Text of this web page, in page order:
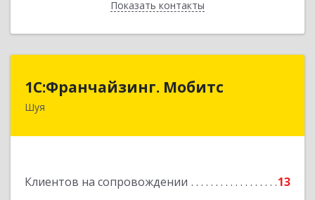
Показать контакты
Назад
1С:Франчайзинг. Мобитс
Шуя
Клиентов на сопровождении 13
1С:Франчайзинг. Мобитс